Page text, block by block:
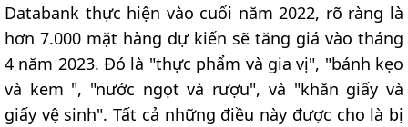
Databank thực hiện vào cuối năm 2022, rõ ràng là
hơn 7.000 mặt hàng dự kiến sẽ tăng giá vào tháng
4 năm 2023. Đó là "thực phẩm và gia vị", "bánh kẹo
và kem ", "nước ngọt và rượu", và "khăn giấy và
giấy vệ sinh". Tất cả những điều này được cho là bị